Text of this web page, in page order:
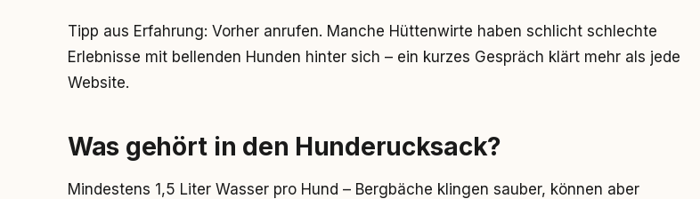
Tipp aus Erfahrung: Vorher anrufen. Manche Hüttenwirte haben schlicht schlechte
Erlebnisse mit bellenden Hunden hinter sich – ein kurzes Gespräch klärt mehr als jede
Website.
Was gehört in den Hunderucksack?
Mindestens 1,5 Liter Wasser pro Hund – Bergbäche klingen sauber, können aber